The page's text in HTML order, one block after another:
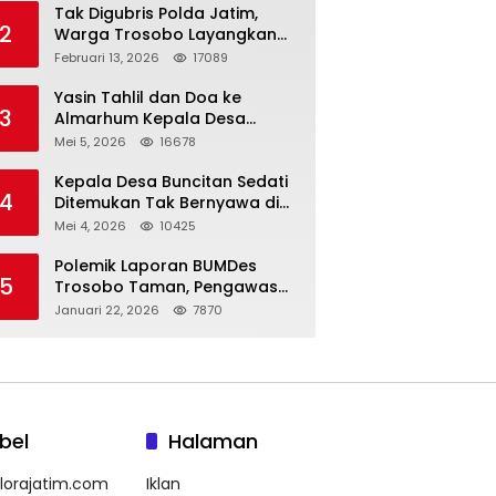
2
Tak Digubris Polda Jatim,
Warga Trosobo Layangkan
Dumas Dugaan Korupsi
Kapolri
Februari 13, 2026 17089
3
Yasin Tahlil dan Doa ke
Almarhum Kepala Desa
Buncitan Digelar Dua Lokasi
Mei 5, 2026 16678
4
Kepala Desa Buncitan Sedati
Ditemukan Tak Bernyawa di
Ruang Kerja, Dugaan Bunuh
Mei 4, 2026 10425
5
Polemik Laporan BUMDes
Trosobo Taman, Pengawas
Walk Out dan Sebut
Januari 22, 2026 7870
Halaman
Iklan